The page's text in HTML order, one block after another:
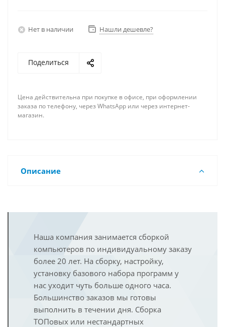
Нет в наличии Нашли дешевле?
Поделиться
Цена действительна при покупке в офисе, при оформлении
заказа по телефону, через WhatsApp или через интернет-
магазин.
Описание
Наша компания занимается сборкой
компьютеров по индивидуальному заказу
более 20 лет. На сборку, настройку,
установку базового набора программ у
нас уходит чуть больше одного часа.
Большинство заказов мы готовы
выполнить в течении дня. Сборка
ТОПовых или нестандартных